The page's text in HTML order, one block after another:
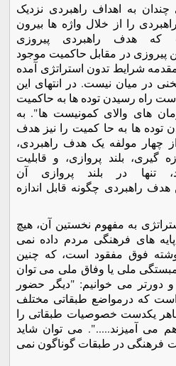
به اهداف راهبردی نزدیک
را از خلال واژه ها بیرون
که هدف راهبردی پیروزی
پیروزی در مقابل حاکمیت موجود
شرایط تدون استراتژی آمده
در میان نیست. در انتهای این
راه رسیدن توده ها به حاکمیت
های والای کمونیست ها". به
ها به حا کمیت را نیز هدف
چهار مولفه یک هدف راهبردی،
گیری، بلند پروازی، و قابلیت
تنها در بلند پروازی آن
راهبردی چگونه قابل اندازه
به مفهوم نخستین آن، هیچ
های فرهنگی مردم داده نمی
فوق مفقود است، که چنین
ملی یا وفاق ملی می توان
دورتر می خوانیم: "دیگر حضور
است که درمواضع طبقاتی مختلف
یکدست خصوصیات طبقاتی را
می آمیزند.....". می توان شاید
فرهنگی در طبقات گوناگون نمی